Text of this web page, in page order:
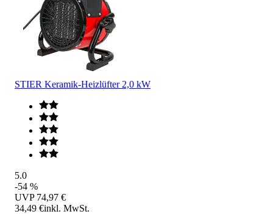
STIER Keramik-Heizlüfter 2,0 kW
5.0
-54 %
UVP 74,97 €
34,49 €inkl. MwSt.